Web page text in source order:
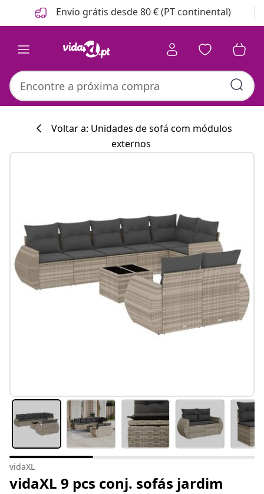
Anterior
Seguinte Envio grátis desde 80 € (PT continental)
Voltar a: Unidades de sofá com módulos
externos
vidaXL
vidaXL 9 pcs conj. sofás jardim